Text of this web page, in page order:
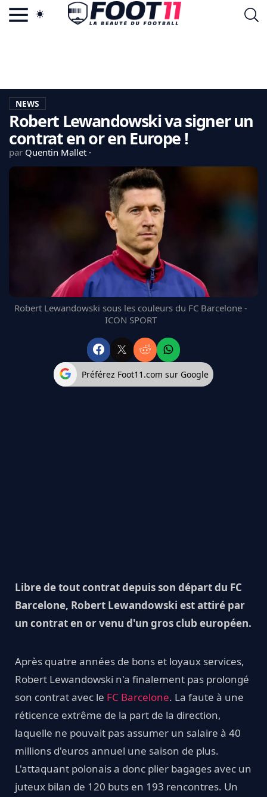
LA CHARTE
VIE PRIVÉE
CGU
CONTACTEZ-NOUS
FC BARCELONE
MANCHESTER UNITED
CHELSEA
L'AVIS DE LA RÉDAC'
NEWS
Robert Lewandowski va signer un
contrat en or en Europe !
par Quentin Mallet
Robert Lewandowski sous les couleurs du FC Barcelone -
ICON SPORT
Préférez Foot11.com sur Google
Libre de tout contrat depuis son départ du FC
Barcelone, Robert Lewandowski est attiré par
un contrat en or venu d'un gros club européen.
Après quatre années de bons et loyaux services,
Robert Lewandowski n'a finalement pas prolongé
son contrat avec le FC Barcelone. La faute à une
réticence extrême de la part de la direction,
laquelle ne pouvait pas assumer un salaire à 40
millions d'euros annuel une saison de plus.
L'attaquant polonais a donc plier bagages avec un
juteux bilan de 120 buts en 193 rencontres. Un